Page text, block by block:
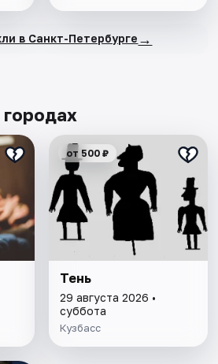
в Санкт-Петербурге →
от 500 ₽
Тень
29 августа 2026 •
суббота
Кузбасс